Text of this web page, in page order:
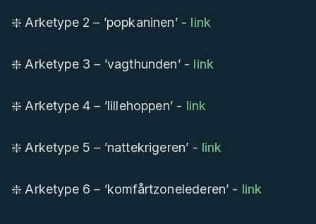
❇️ Arketype 2 – ’popkaninen’ - link
❇️ Arketype 3 – ’vagthunden’ - link
❇️ Arketype 4 – ’lillehoppen’ - link
❇️ Arketype 5 – ’nattekrigeren’ - link
❇️ Arketype 6 – ’komfårtzonelederen’ - link